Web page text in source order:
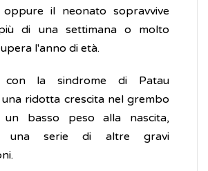
oppure il neonato sopravvive
di una settimana o molto
l'anno di età.
la sindrome di Patau
ridotta crescita nel grembo
basso peso alla nascita,
una serie di altre gravi